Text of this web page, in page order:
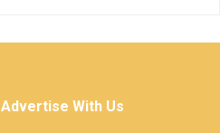
Advertise With Us